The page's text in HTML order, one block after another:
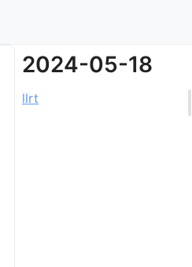
2024-05-18
llrt